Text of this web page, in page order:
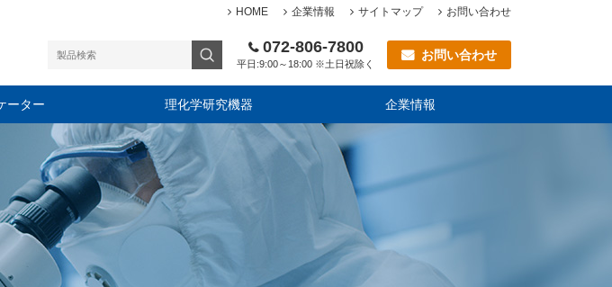
HOME 企業情報 サイトマップ お問い合わせ
072-806-7800
平日:9:00～18:00 ※土日祝除く
お問い合わせ
ーター 理化学研究機器 企業情報